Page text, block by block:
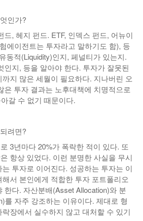
인가?
드, 헤지 펀드. ETF, 인덱스 펀드, 어뉴이
에이전트는 투자라고 말하기도 함), 등
동적(Liquidity)인지, 페널티가 있는지.
인지, 등을 알아야 한다. 투자가 잘못된
지 많은 세월이 필요하다. 지나버린 오
은 투자 결과는 노후대책에 치명적으로
갈 수 없기 때문이다.
려면?
3년마다 20%가 폭락한 적이 있다. 또
항상 있었다. 이런 분명한 사실을 무시
투자로 이어진다. 성공하는 투자는 이
서 본인에게 적합한 투자 포트폴리오
한다. 자산분배(Asset Allocation)와 분
를 자주 강조하는 이유이다. 제대로 형
장에서 실수하지 않고 대처할 수 있기